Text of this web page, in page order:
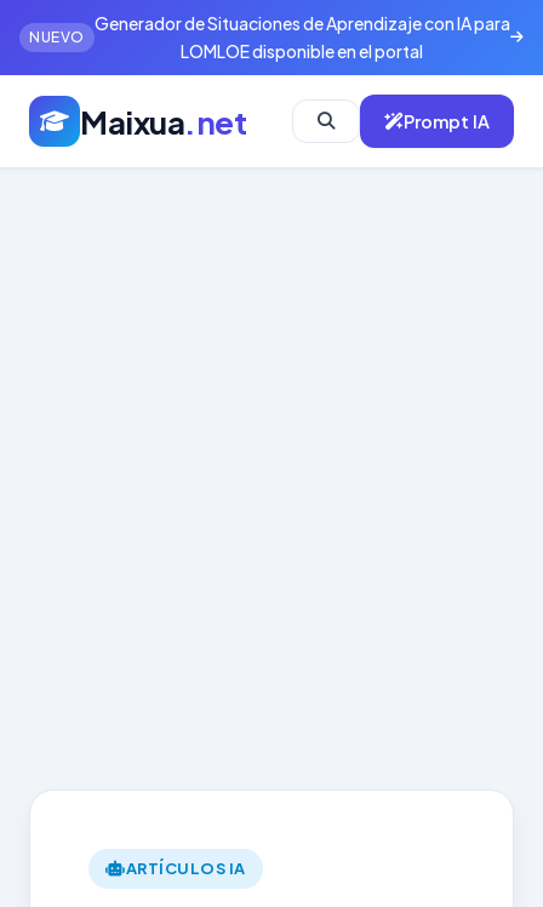
NUEVO
Generador de Situaciones de Aprendizaje con IA para
LOMLOE disponible en el portal
Maixua.net Prompt IA
ARTÍCULOS IA